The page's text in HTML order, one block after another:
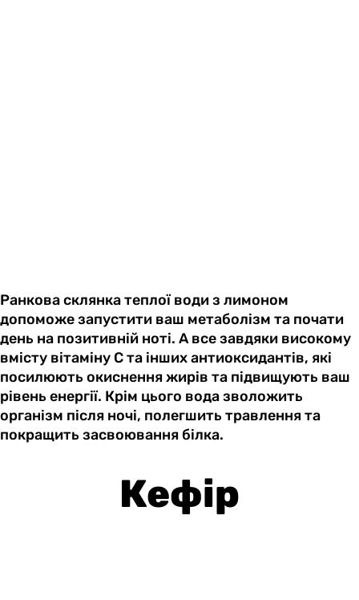
Ранкова склянка теплої води з лимоном
допоможе запустити ваш метаболізм та почати
день на позитивній ноті. А все завдяки високому
вмісту вітаміну С та інших антиоксидантів, які
посилюють окиснення жирів та підвищують ваш
рівень енергії. Крім цього вода зволожить
організм після ночі, полегшить травлення та
покращить засвоювання білка.
Кефір